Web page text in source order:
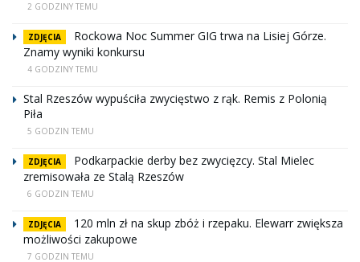
2 GODZINY TEMU
ZDJĘCIA
Rockowa Noc Summer GIG trwa na Lisiej Górze.
Znamy wyniki konkursu
4 GODZINY TEMU
Stal Rzeszów wypuściła zwycięstwo z rąk. Remis z Polonią
Piła
5 GODZIN TEMU
ZDJĘCIA
Podkarpackie derby bez zwycięzcy. Stal Mielec
zremisowała ze Stalą Rzeszów
6 GODZIN TEMU
ZDJĘCIA
120 mln zł na skup zbóż i rzepaku. Elewarr zwiększa
możliwości zakupowe
7 GODZIN TEMU